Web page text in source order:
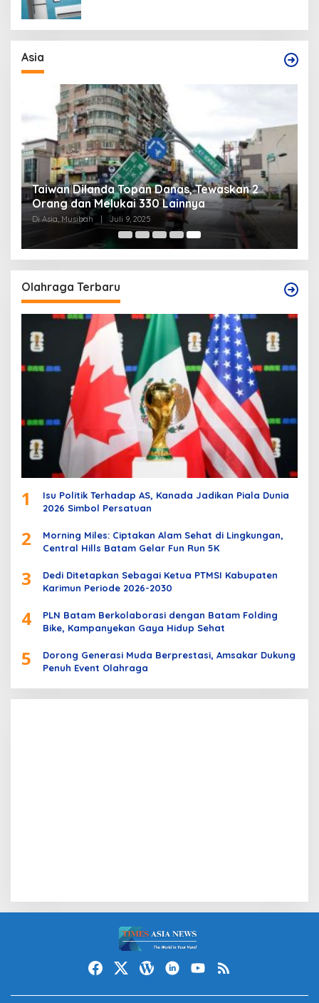
Asia
Taiwan Dilanda Topan Danas, Tewaskan 2
Orang dan Melukai 330 Lainnya
Di Asia, Musibah | Juli 9, 2025
Olahraga Terbaru
1
Isu Politik Terhadap AS, Kanada Jadikan Piala Dunia
2026 Simbol Persatuan
2
Morning Miles: Ciptakan Alam Sehat di Lingkungan,
Central Hills Batam Gelar Fun Run 5K
3
Dedi Ditetapkan Sebagai Ketua PTMSI Kabupaten
Karimun Periode 2026-2030
4
PLN Batam Berkolaborasi dengan Batam Folding
Bike, Kampanyekan Gaya Hidup Sehat
5
Dorong Generasi Muda Berprestasi, Amsakar Dukung
Penuh Event Olahraga